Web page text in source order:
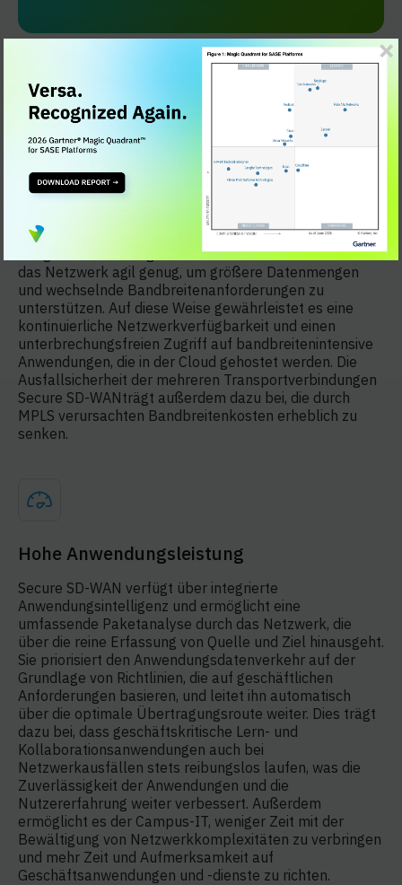
Ständig verfügbares Netzwerk
Secure SD-WAN die Möglichkeit, mehrere Verbindungen
jeglicher Art zu bündeln, beispielsweise MPLS,
Breitband, drahtloses 4G und LTE. Durch die Nutzung
der gesamten verfügbaren Bandbreite Secure SD-WAN
das Netzwerk agil genug, um größere Datenmengen
und wechselnde Bandbreitenanforderungen zu
unterstützen. Auf diese Weise gewährleistet es eine
kontinuierliche Netzwerkverfügbarkeit und einen
unterbrechungsfreien Zugriff auf bandbreitenintensive
Anwendungen, die in der Cloud gehostet werden. Die
Ausfallsicherheit der mehreren Transportverbindungen
Secure SD-WANträgt außerdem dazu bei, die durch
MPLS verursachten Bandbreitenkosten erheblich zu
senken.
Hohe Anwendungsleistung
Secure SD-WAN verfügt über integrierte
Anwendungsintelligenz und ermöglicht eine
umfassende Paketanalyse durch das Netzwerk, die
über die reine Erfassung von Quelle und Ziel hinausgeht.
Sie priorisiert den Anwendungsdatenverkehr auf der
Grundlage von Richtlinien, die auf geschäftlichen
Anforderungen basieren, und leitet ihn automatisch
über die optimale Übertragungsroute weiter. Dies trägt
dazu bei, dass geschäftskritische Lern- und
Kollaborationsanwendungen auch bei
Netzwerkausfällen stets reibungslos laufen, was die
Zuverlässigkeit der Anwendungen und die
Nutzererfahrung weiter verbessert. Außerdem
ermöglicht es der Campus-IT, weniger Zeit mit der
Bewältigung von Netzwerkkomplexitäten zu verbringen
und mehr Zeit und Aufmerksamkeit auf
Geschäftsanwendungen und -dienste zu richten.